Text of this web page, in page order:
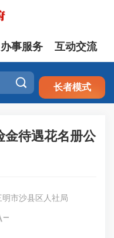
注册 登录
办事服务 互动交流
 长者模式
金待遇花名册公
明市沙县区人社局